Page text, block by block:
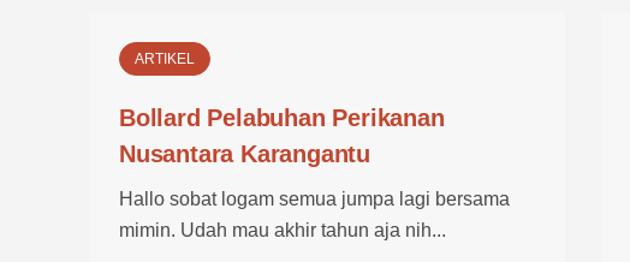
ARTIKEL
Bollard Pelabuhan Perikanan
Nusantara Karangantu
Hallo sobat logam semua jumpa lagi bersama
mimin. Udah mau akhir tahun aja nih...